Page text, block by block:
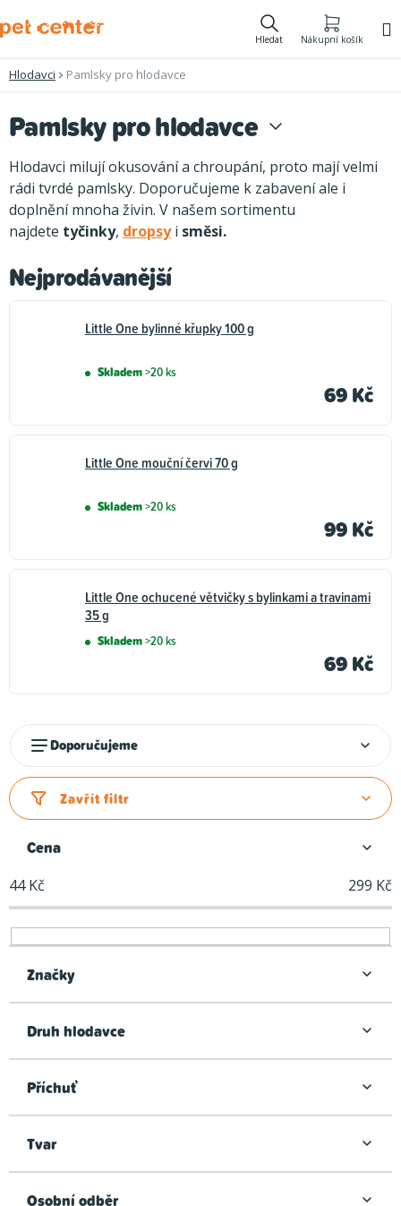
na
Hledat Nákupní košík
Hlodavci Pamlsky pro hlodavce
Pamlsky pro hlodavce
Hlodavci milují okusování a chroupání, proto mají velmi
rádi tvrdé pamlsky. Doporučujeme k zabavení ale i
doplnění mnoha živin. V našem sortimentu
najdete tyčinky, dropsyi směsi.
Nejprodávanější
Little One bylinné křupky 100 g
Skladem>20 ks
69 Kč
Little One mouční červi 70 g
Skladem>20 ks
99 Kč
Little One ochucené větvičky s bylinkami a travinami
35 g
Skladem>20 ks
69 Kč
z
e
í
p
r
o
u
t
Doporučujeme
Zavřít filtr
Cena
44Kč 299 Kč
Značky
Druh hlodavce
Příchuť
Tvar
Osobní odběr